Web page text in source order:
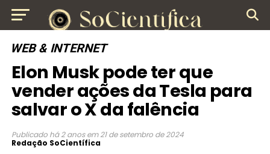
WEB & INTERNET
Elon Musk pode ter que
vender ações da Tesla para
salvar o X da falência
Publicado há 2 anos em 21 de setembro de 2024
Redação SoCientífica